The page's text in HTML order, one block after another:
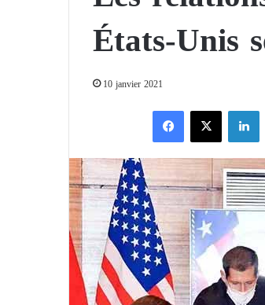
États-Unis
10 janvier 2021
X